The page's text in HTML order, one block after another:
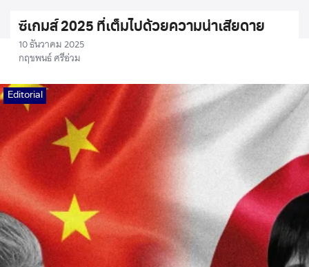
ซีเกมส์ 2025 ที่เต็มไปด้วยความน่าเสียดาย
10 ธันวาคม 2025
กฤชพนธ์ ศรีอ่วม
Editorial